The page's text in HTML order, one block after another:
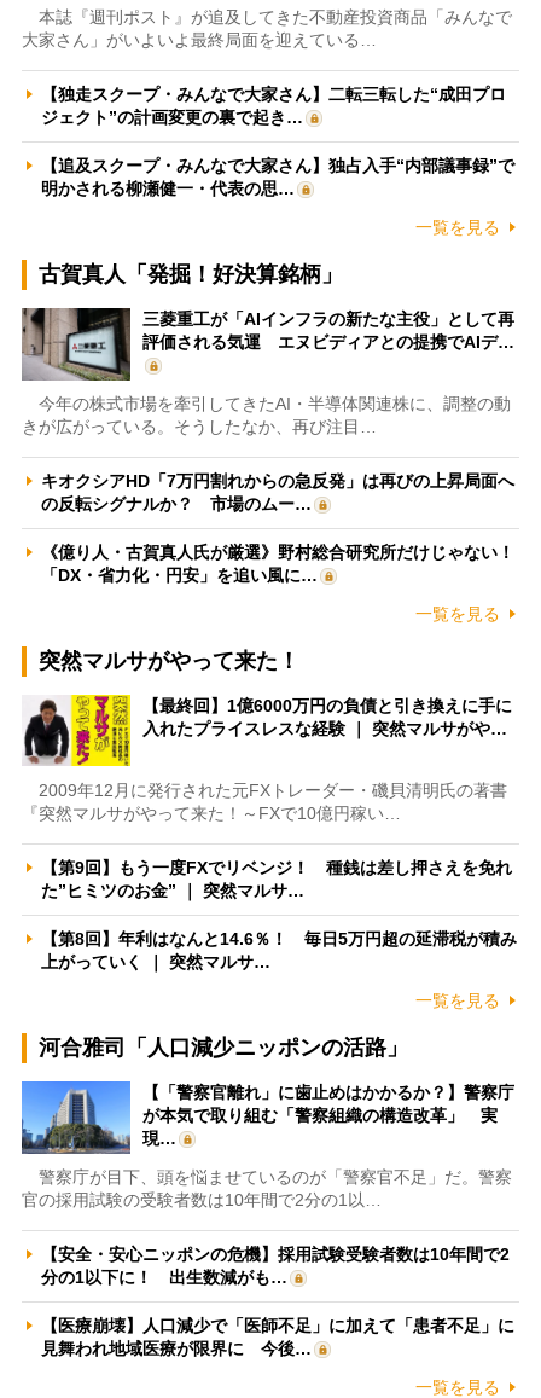
本誌『週刊ポスト』が追及してきた不動産投資商品「みんなで
大家さん」がいよいよ最終局面を迎えている…
【独走スクープ・みんなで大家さん】二転三転した“成田プロ
ジェクト”の計画変更の裏で起き…
【追及スクープ・みんなで大家さん】独占入手“内部議事録”で
明かされる柳瀬健一・代表の思…
一覧を見る
古賀真人「発掘！好決算銘柄」
三菱重工が「AIインフラの新たな主役」として再
評価される気運 エヌビディアとの提携でAIデ…
今年の株式市場を牽引してきたAI・半導体関連株に、調整の動
きが広がっている。そうしたなか、再び注目…
キオクシアHD「7万円割れからの急反発」は再びの上昇局面へ
の反転シグナルか？ 市場のムー…
《億り人・古賀真人氏が厳選》野村総合研究所だけじゃない！
「DX・省力化・円安」を追い風に…
一覧を見る
突然マルサがやって来た！
【最終回】1億6000万円の負債と引き換えに手に
入れたプライスレスな経験 ｜ 突然マルサがや…
2009年12月に発行された元FXトレーダー・磯貝清明氏の著書
『突然マルサがやって来た！～FXで10億円稼い…
【第9回】もう一度FXでリベンジ！ 種銭は差し押さえを免れ
た”ヒミツのお金” ｜ 突然マルサ…
【第8回】年利はなんと14.6％！ 毎日5万円超の延滞税が積み
上がっていく ｜ 突然マルサ…
一覧を見る
河合雅司「人口減少ニッポンの活路」
【「警察官離れ」に歯止めはかかるか？】警察庁
が本気で取り組む「警察組織の構造改革」 実
現…
警察庁が目下、頭を悩ませているのが「警察官不足」だ。警察
官の採用試験の受験者数は10年間で2分の1以…
【安全・安心ニッポンの危機】採用試験受験者数は10年間で2
分の1以下に！ 出生数減がも…
【医療崩壊】人口減少で「医師不足」に加えて「患者不足」に
見舞われ地域医療が限界に 今後…
一覧を見る